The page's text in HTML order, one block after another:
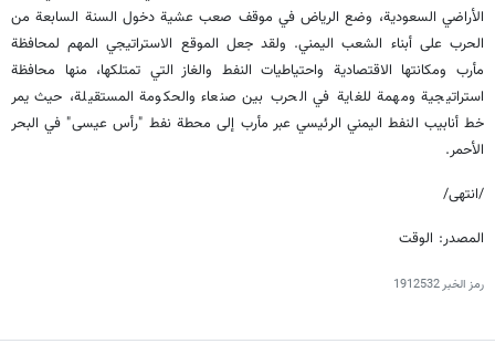
الأراضي السعودية، وضع الرياض في موقف صعب عشية دخول السنة السابعة من
الحرب على أبناء الشعب اليمني. ولقد جعل الموقع الاستراتيجي المهم لمحافظة
مأرب ومكانتها الاقتصادية واحتياطيات النفط والغاز التي تمتلكها، منها محافظة
استراتيجية ومهمة للغاية في الحرب بين صنعاء والحكومة المستقيلة، حيث يمر
خط أنابيب النفط اليمني الرئيسي عبر مأرب إلى محطة نفط "رأس عيسى" في البحر
الأحمر.
/انتهی/
المصدر: الوقت
رمز الخبر1912532